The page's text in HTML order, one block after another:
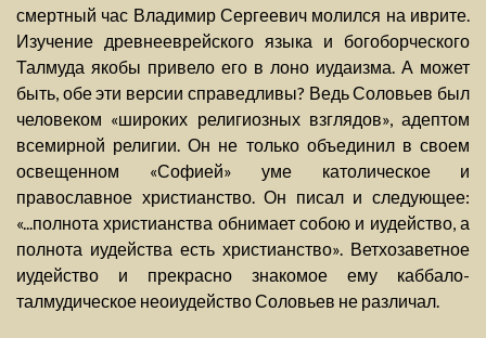
смертный час Владимир Сергеевич молился на иврите.
Изучение древнееврейского языка и богоборческого
Талмуда якобы привело его в лоно иудаизма. А может
быть, обе эти версии справедливы? Ведь Соловьев был
человеком «широких религиозных взглядов», адептом
всемирной религии. Он не только объединил в своем
освещенном «Софией» уме католическое и
православное христианство. Он писал и следующее:
«...полнота христианства обнимает собою и иудейство, а
полнота иудейства есть христианство». Ветхозаветное
иудейство и прекрасно знакомое ему каббало-
талмудическое неоиудейство Соловьев не различал.